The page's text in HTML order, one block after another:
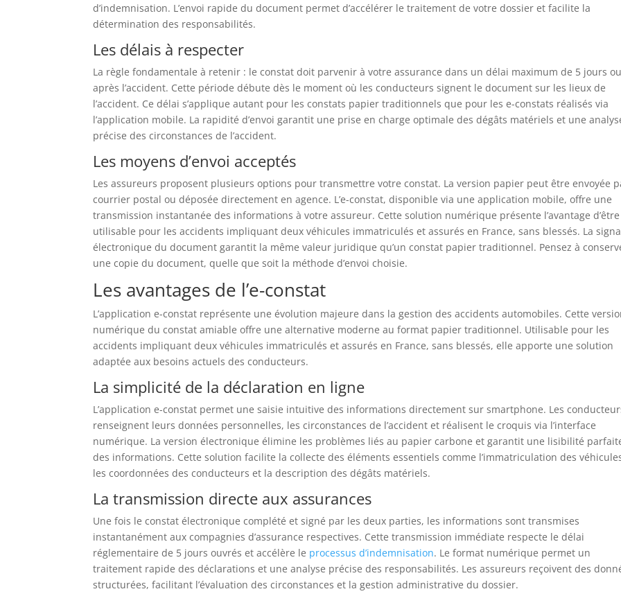
d’indemnisation. L’envoi rapide du document permet d’accélérer le traitement de votre dossier et facilite la
détermination des responsabilités.
Les délais à respecter
La règle fondamentale à retenir : le constat doit parvenir à votre assurance dans un délai maximum de 5 jours
après l’accident. Cette période débute dès le moment où les conducteurs signent le document sur les lieux de
l’accident. Ce délai s’applique autant pour les constats papier traditionnels que pour les e-constats réalisés via
l’application mobile. La rapidité d’envoi garantit une prise en charge optimale des dégâts matériels et une
précise des circonstances de l’accident.
Les moyens d’envoi acceptés
Les assureurs proposent plusieurs options pour transmettre votre constat. La version papier peut être envoyée
courrier postal ou déposée directement en agence. L’e-constat, disponible via une application mobile, offre une
transmission instantanée des informations à votre assureur. Cette solution numérique présente l’avantage d’être
utilisable pour les accidents impliquant deux véhicules immatriculés et assurés en France, sans blessés. La
électronique du document garantit la même valeur juridique qu’un constat papier traditionnel. Pensez à
une copie du document, quelle que soit la méthode d’envoi choisie.
Les avantages de l’e-constat
L’application e-constat représente une évolution majeure dans la gestion des accidents automobiles. Cette
numérique du constat amiable offre une alternative moderne au format papier traditionnel. Utilisable pour les
accidents impliquant deux véhicules immatriculés et assurés en France, sans blessés, elle apporte une solution
adaptée aux besoins actuels des conducteurs.
La simplicité de la déclaration en ligne
L’application e-constat permet une saisie intuitive des informations directement sur smartphone. Les
renseignent leurs données personnelles, les circonstances de l’accident et réalisent le croquis via l’interface
numérique. La version électronique élimine les problèmes liés au papier carbone et garantit une lisibilité
des informations. Cette solution facilite la collecte des éléments essentiels comme l’immatriculation des
les coordonnées des conducteurs et la description des dégâts matériels.
La transmission directe aux assurances
Une fois le constat électronique complété et signé par les deux parties, les informations sont transmises
instantanément aux compagnies d’assurance respectives. Cette transmission immédiate respecte le délai
réglementaire de 5 jours ouvrés et accélère le processus d’indemnisation. Le format numérique permet un
traitement rapide des déclarations et une analyse précise des responsabilités. Les assureurs reçoivent des
structurées, facilitant l’évaluation des circonstances et la gestion administrative du dossier.